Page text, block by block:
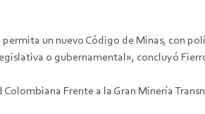
un nuevo Código de Minas, con
o gubernamental», concluyó
Frente a la Gran Minería